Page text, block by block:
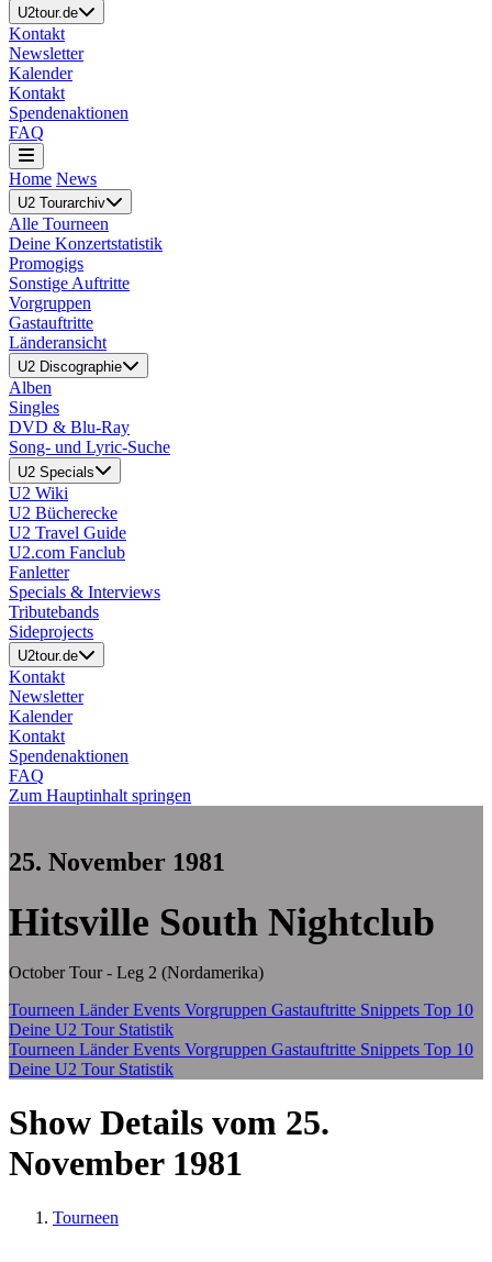
U2tour.de
Kontakt
Newsletter
Kalender
Kontakt
Spendenaktionen
FAQ
Home News
U2 Tourarchiv
Alle Tourneen
Deine Konzertstatistik
Promogigs
Sonstige Auftritte
Vorgruppen
Gastauftritte
Länderansicht
U2 Discographie
Alben
Singles
DVD & Blu-Ray
Song- und Lyric-Suche
U2 Specials
U2 Wiki
U2 Bücherecke
U2 Travel Guide
U2.com Fanclub
Fanletter
Specials & Interviews
Tributebands
Sideprojects
U2tour.de
Kontakt
Newsletter
Kalender
Kontakt
Spendenaktionen
FAQ
Zum Hauptinhalt springen
25. November 1981
Hitsville South Nightclub
October Tour - Leg 2 (Nordamerika)
Tourneen LänderEvents Vorgruppen Gastauftritte Snippets Top 10
Deine U2 Tour Statistik
Tourneen LänderEvents Vorgruppen Gastauftritte Snippets Top 10
Deine U2 Tour Statistik
Show Details vom 25.
November 1981
Tourneen